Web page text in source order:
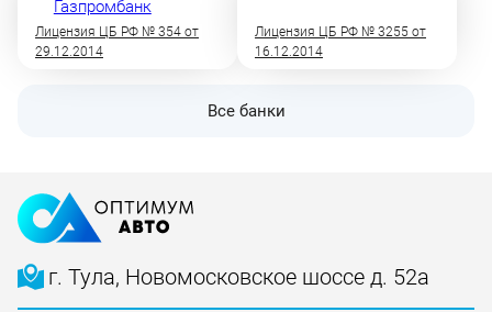
Лицензия ЦБ РФ № 354 от
29.12.2014
Лицензия ЦБ РФ № 3255 от
16.12.2014
Все банки
г. Тула, Новомосковское шоссе д. 52а